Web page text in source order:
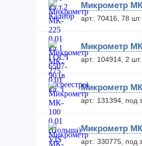
Микрометр
арт.: 70416, 78 шт.
Микрометр
арт.: 104914, 2 шт.
Микрометр
арт.: 131394, под
Микрометр
арт.: 330775, под